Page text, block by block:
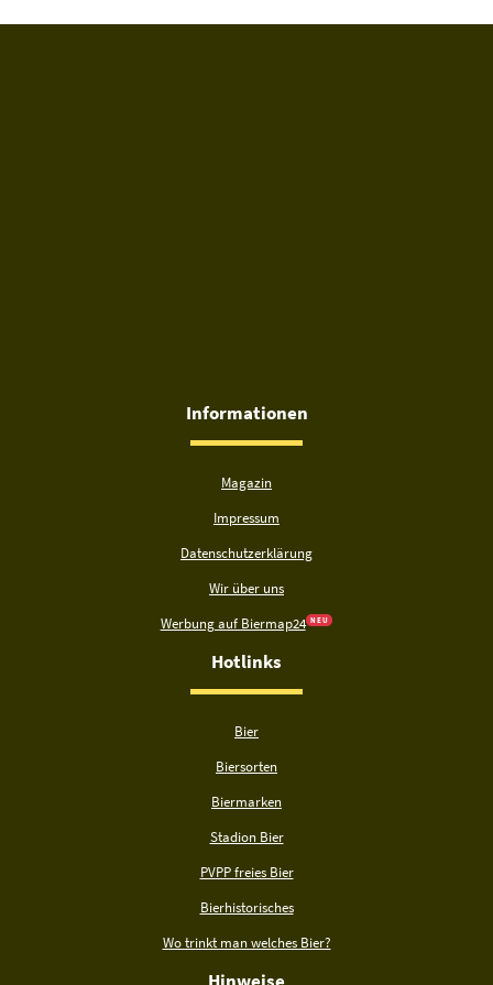
Informationen
Magazin
Impressum
Datenschutzerklärung
Wir über uns
Werbung auf Biermap24 N E U
Hotlinks
Bier
Biersorten
Biermarken
Stadion Bier
PVPP freies Bier
Bierhistorisches
Wo trinkt man welches Bier?